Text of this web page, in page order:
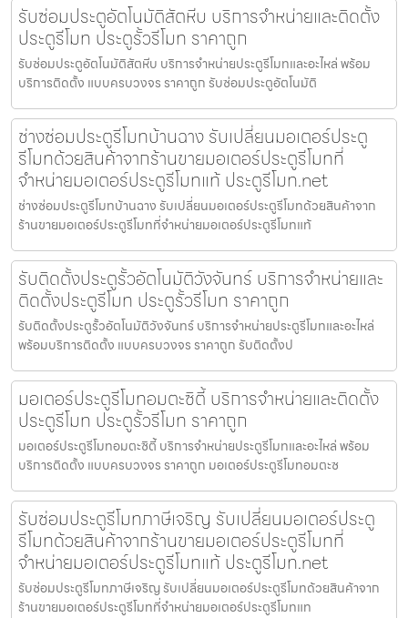
รับซ่อมประตูอัตโนมัติสัตหีบ บริการจำหน่ายและติดตั้ง
ประตูรีโมท ประตูรั้วรีโมท ราคาถูก
รับซ่อมประตูอัตโนมัติสัตหีบ บริการจำหน่ายประตูรีโมทและอะไหล่ พร้อม
บริการติดตั้ง แบบครบวงจร ราคาถูก รับซ่อมประตูอัตโนมัติ
ช่างซ่อมประตูรีโมทบ้านฉาง รับเปลี่ยนมอเตอร์ประตู
รีโมทด้วยสินค้าจากร้านขายมอเตอร์ประตูรีโมทที่
จำหน่ายมอเตอร์ประตูรีโมทแท้ ประตูรีโมท.net
ช่างซ่อมประตูรีโมทบ้านฉาง รับเปลี่ยนมอเตอร์ประตูรีโมทด้วยสินค้าจาก
ร้านขายมอเตอร์ประตูรีโมทที่จำหน่ายมอเตอร์ประตูรีโมทแท้
รับติดตั้งประตูรั้วอัตโนมัติวังจันทร์ บริการจำหน่ายและ
ติดตั้งประตูรีโมท ประตูรั้วรีโมท ราคาถูก
รับติดตั้งประตูรั้วอัตโนมัติวังจันทร์ บริการจำหน่ายประตูรีโมทและอะไหล่
พร้อมบริการติดตั้ง แบบครบวงจร ราคาถูก รับติดตั้งป
มอเตอร์ประตูรีโมทอมตะซิตี้ บริการจำหน่ายและติดตั้ง
ประตูรีโมท ประตูรั้วรีโมท ราคาถูก
มอเตอร์ประตูรีโมทอมตะซิตี้ บริการจำหน่ายประตูรีโมทและอะไหล่ พร้อม
บริการติดตั้ง แบบครบวงจร ราคาถูก มอเตอร์ประตูรีโมทอมตะซ
รับซ่อมประตูรีโมทภาษีเจริญ รับเปลี่ยนมอเตอร์ประตู
รีโมทด้วยสินค้าจากร้านขายมอเตอร์ประตูรีโมทที่
จำหน่ายมอเตอร์ประตูรีโมทแท้ ประตูรีโมท.net
รับซ่อมประตูรีโมทภาษีเจริญ รับเปลี่ยนมอเตอร์ประตูรีโมทด้วยสินค้าจาก
ร้านขายมอเตอร์ประตูรีโมทที่จำหน่ายมอเตอร์ประตูรีโมทแท